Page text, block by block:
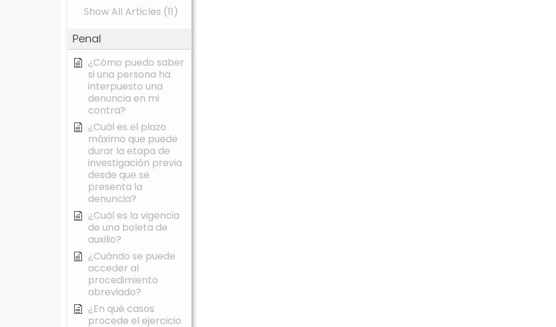
Show All Articles (11)
Penal
¿Cómo puedo saber
si una persona ha
interpuesto una
denuncia en mi
contra?
¿Cuál es el plazo
máximo que puede
durar la etapa de
investigación previa
desde que se
presenta la
denuncia?
¿Cuál es la vigencia
de una boleta de
auxilio?
¿Cuándo se puede
acceder al
procedimiento
abreviado?
¿En qué casos
procede el ejercicio